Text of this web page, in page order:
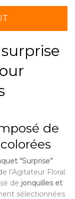
de
“Surprise”
l’Agitateur Floral.
de jonquilles et
sélectionnées